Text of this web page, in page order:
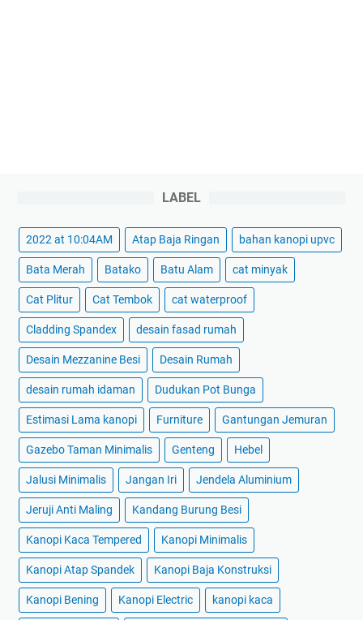
LABEL
2022 at 10:04AM Atap Baja Ringan bahan kanopi upvc
Bata Merah Batako Batu Alam cat minyak
Cat Plitur Cat Tembok cat waterproof
Cladding Spandex desain fasad rumah
Desain Mezzanine Besi Desain Rumah
desain rumah idaman Dudukan Pot Bunga
Estimasi Lama kanopi Furniture Gantungan Jemuran
Gazebo Taman Minimalis Genteng Hebel
Jalusi Minimalis Jangan Iri Jendela Aluminium
Jeruji Anti Maling Kandang Burung Besi
Kanopi Kaca Tempered Kanopi Minimalis
Kanopi Atap Spandek Kanopi Baja Konstruksi
Kanopi Bening Kanopi Electric kanopi kaca